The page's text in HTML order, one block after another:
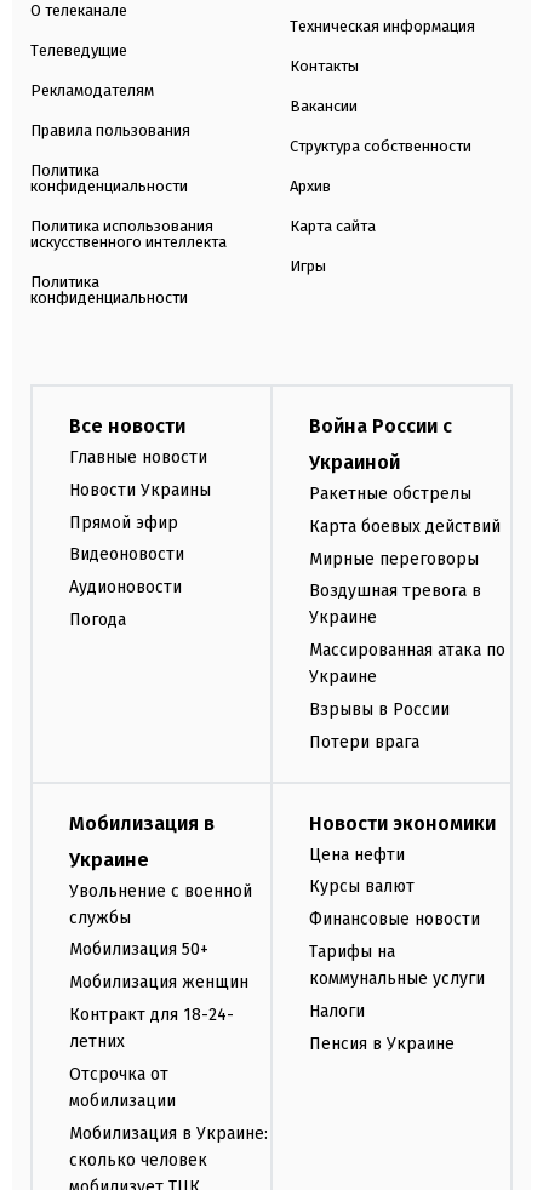
О телеканале
Телеведущие
Рекламодателям
Правила пользования
Политика
конфиденциальности
Политика использования
искусственного интеллекта
Политика
конфиденциальности
Техническая информация
Контакты
Вакансии
Структура собственности
Архив
Карта сайта
Игры
Все новости
Главные новости
Новости Украины
Прямой эфир
Видеоновости
Аудионовости
Погода
Война России с
Украиной
Ракетные обстрелы
Карта боевых действий
Мирные переговоры
Воздушная тревога в
Украине
Массированная атака по
Украине
Взрывы в России
Потери врага
Мобилизация в
Украине
Увольнение с военной
службы
Мобилизация 50+
Мобилизация женщин
Контракт для 18-24-
летних
Отсрочка от
мобилизации
Мобилизация в Украине:
сколько человек
Новости экономики
Цена нефти
Курсы валют
Финансовые новости
Тарифы на
коммунальные услуги
Налоги
Пенсия в Украине